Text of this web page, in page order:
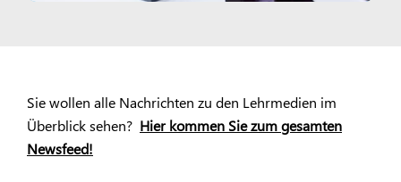
Sie wollen alle Nachrichten zu den Lehrmedien im
Überblick sehen? Hier kommen Sie zum gesamten
Newsfeed!